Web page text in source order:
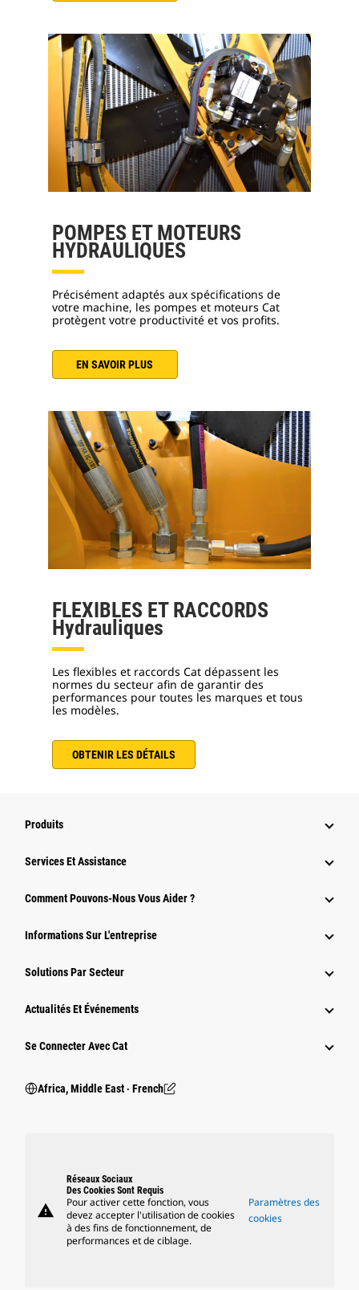
POMPES ET MOTEURS
HYDRAULIQUES
Précisément adaptés aux spécifications de
votre machine, les pompes et moteurs Cat
protègent votre productivité et vos profits.
EN SAVOIR PLUS
FLEXIBLES ET RACCORDS
Hydrauliques
Les flexibles et raccords Cat dépassent les
normes du secteur afin de garantir des
performances pour toutes les marques et tous
les modèles.
OBTENIR LES DÉTAILS
Produits
Services Et Assistance
Comment Pouvons-Nous Vous Aider ?
Informations Sur L'entreprise
Solutions Par Secteur
Actualités Et Événements
Se Connecter Avec Cat
Africa, Middle East ‧ French
warning
Réseaux Sociaux
Des Cookies Sont Requis
Pour activer cette fonction, vous
devez accepter l'utilisation de cookies
à des fins de fonctionnement, de
performances et de ciblage.
Paramètres des
cookies